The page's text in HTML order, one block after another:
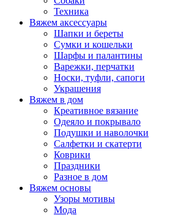
Техника
Вяжем аксессуары
Шапки и береты
Сумки и кошельки
Шарфы и палантины
Варежки, перчатки
Носки, туфли, сапоги
Украшения
Вяжем в дом
Креативное вязание
Одеяло и покрывало
Подушки и наволочки
Салфетки и скатерти
Коврики
Праздники
Разное в дом
Вяжем основы
Узоры мотивы
Мода